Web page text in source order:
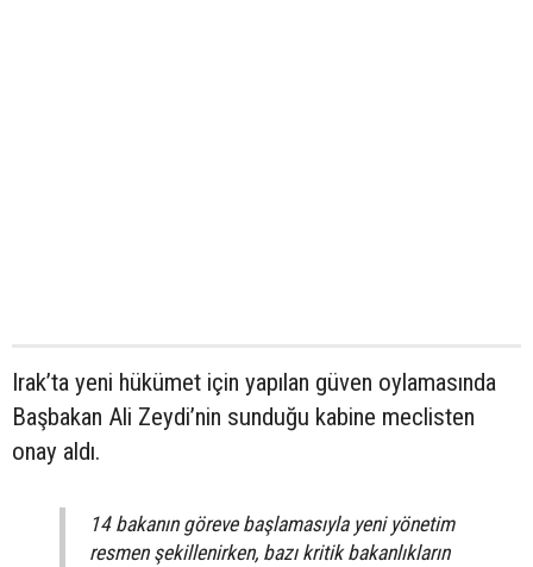
Irak’ta yeni hükümet için yapılan güven oylamasında
Başbakan Ali Zeydi’nin sunduğu kabine meclisten
onay aldı.
14 bakanın göreve başlamasıyla yeni yönetim
resmen şekillenirken, bazı kritik bakanlıkların